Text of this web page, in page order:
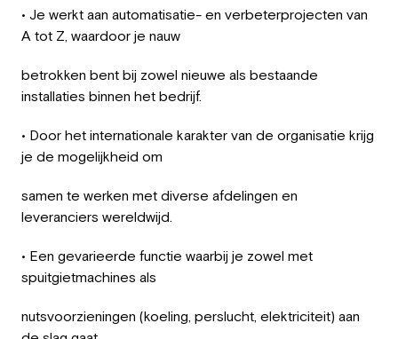
• Je werkt aan automatisatie- en verbeterprojecten van
A tot Z, waardoor je nauw
betrokken bent bij zowel nieuwe als bestaande
installaties binnen het bedrijf.
• Door het internationale karakter van de organisatie krijg
je de mogelijkheid om
samen te werken met diverse afdelingen en
leveranciers wereldwijd.
• Een gevarieerde functie waarbij je zowel met
spuitgietmachines als
nutsvoorzieningen (koeling, perslucht, elektriciteit) aan